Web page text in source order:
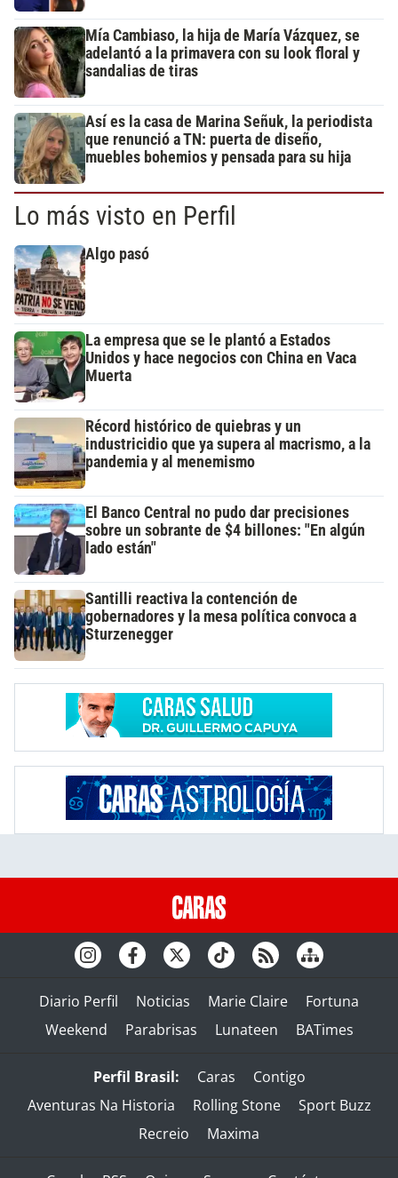
Mía Cambiaso, la hija de María Vázquez, se
adelantó a la primavera con su look floral y
sandalias de tiras
Así es la casa de Marina Señuk, la periodista
que renunció a TN: puerta de diseño,
muebles bohemios y pensada para su hija
Lo más visto en Perfil
Algo pasó
La empresa que se le plantó a Estados
Unidos y hace negocios con China en Vaca
Muerta
Récord histórico de quiebras y un
industricidio que ya supera al macrismo, a la
pandemia y al menemismo
El Banco Central no pudo dar precisiones
sobre un sobrante de $4 billones: "En algún
lado están"
Santilli reactiva la contención de
gobernadores y la mesa política convoca a
Sturzenegger
Diario Perfil Noticias Marie Claire
Fortuna
Weekend
Parabrisas Lunateen BATimes
Perfil Brasil: Caras
Contigo
Aventuras Na Historia
Rolling Stone
Sport Buzz
Recreio
Maxima